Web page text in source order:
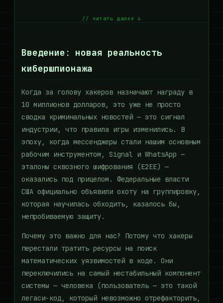
// читать далее ↓
Введение: новая реальность
кибершпионажа
Когда за голову хакеров назначают награду в
10 миллионов долларов, это уже не просто
сводка криминальных новостей — это сигнал
индустрии, что правила игры изменились. В
эпоху, когда мессенджеры стали нашим основным
рабочим инструментом, Signal и WhatsApp —
эталоны сквозного шифрования (E2EE) —
оказались под прицелом. Федеральные власти
США официально объявили охоту на группировку,
которая научилась обходить, казалось бы,
непробиваемую защиту.
Почему это важно для нас? Потому что хакеры
перестали тратить ресурсы на поиск
математических уязвимостей в коде. Они
переключились на самый нестабильный компонент
системы — человека (пользователь — это такой
легаси-код, который невозможно отрефакторить,